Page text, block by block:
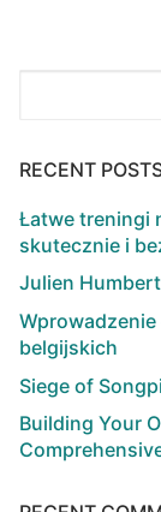
RECENT
Łatwe treningi
skutecznie i
Julien Humbert
belgijskich
Siege of
Building Your